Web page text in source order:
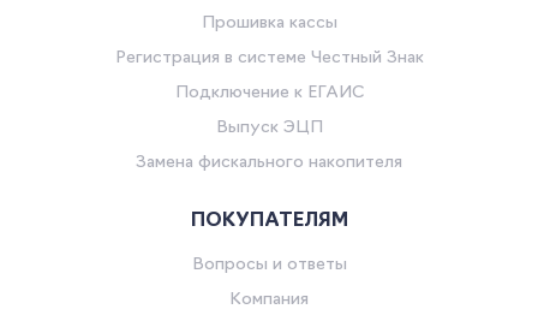
Прошивка кассы
Регистрация в системе Честный Знак
Подключение к ЕГАИС
Выпуск ЭЦП
Замена фискального накопителя
ПОКУПАТЕЛЯМ
Вопросы и ответы
Компания